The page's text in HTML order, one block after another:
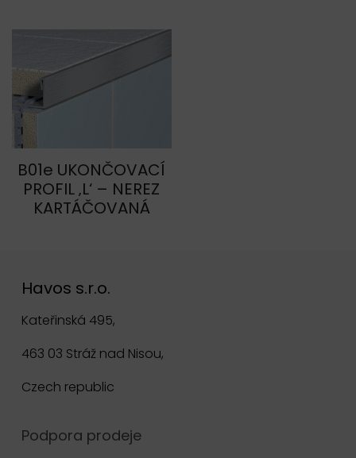
B01e UKONČOVACÍ
PROFIL ‚L‘ – NEREZ
KARTÁČOVANÁ
Havos s.r.o.
Kateřinská 495,
463 03 Stráž nad Nisou,
Czech republic
Podpora prodeje